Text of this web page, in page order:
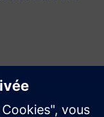
de la barre